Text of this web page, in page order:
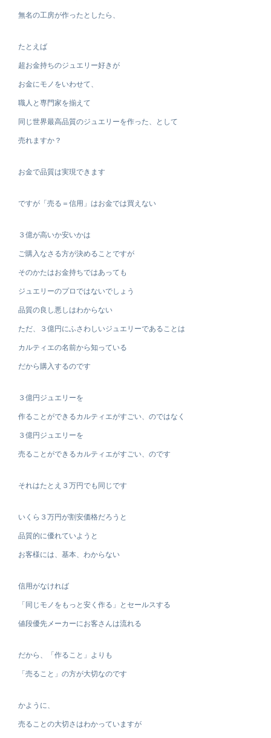
無名の工房が作ったとしたら、
たとえば
超お金持ちのジュエリー好きが
お金にモノをいわせて、
職人と専門家を揃えて
同じ世界最高品質のジュエリーを作った、として
売れますか？
お金で品質は実現できます
ですが「売る＝信用」はお金では買えない
３億が高いか安いかは
ご購入なさる方が決めることですが
そのかたはお金持ちではあっても
ジュエリーのプロではないでしょう
品質の良し悪しはわからない
ただ、３億円にふさわしいジュエリーであることは
カルティエの名前から知っている
だから購入するのです
３億円ジュエリーを
作ることができるカルティエがすごい、のではなく
３億円ジュエリーを
売ることができるカルティエがすごい、のです
それはたとえ３万円でも同じです
いくら３万円が割安価格だろうと
品質的に優れていようと
お客様には、基本、わからない
信用がなければ
「同じモノをもっと安く作る」とセールスする
値段優先メーカーにお客さんは流れる
だから、「作ること」よりも
「売ること」の方が大切なのです
かように、
売ることの大切さはわかっていますが